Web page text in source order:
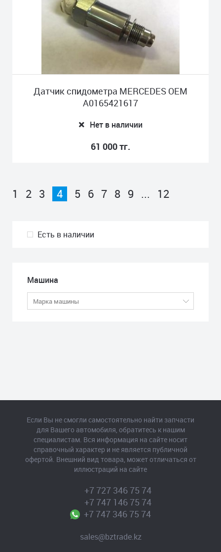
Есть в наличии
Машина
Датчик спидометра MERCEDES OEM
A0165421617
Нет в наличии
61 000 тг.
1 2 3 4 5 6 7 8 9 ... 12
+7 727 346 75 74
+7 747 146 75 74
+7 747 346 75 74
sales@bztrade.kz
Если Вы не смогли самостоятельно найти запчасти
для Вашего автомобиля, обратитесь к нашим
специалистам. Вся информация на сайте носит
справочный характер и не является публичной
офертой. Внешний вид товара, может отличаться от
иллюстраций на сайте